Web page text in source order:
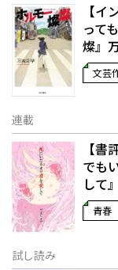
【
って
燦』
文芸
連載
【
でも
して
青春
試し読み